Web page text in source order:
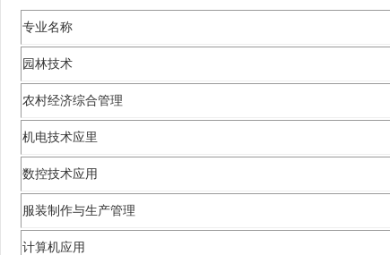
专业名称
园林技术
农村经济综合管理
机电技术应里
数控技术应用
服装制作与生产管理
计算机应用